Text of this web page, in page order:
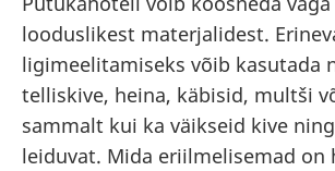
looduslikest materjalidest.
ligimeelitamiseks võib kasutada
telliskive, heina, käbisid, multši
sammalt kui ka väikseid kive
leiduvat. Mida eriilmelisemad on